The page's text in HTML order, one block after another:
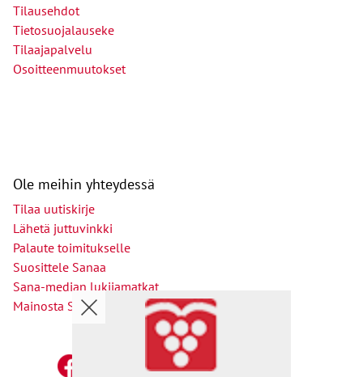
Tilausehdot
Tietosuojalauseke
Tilaajapalvelu
Osoitteenmuutokset
Ole meihin yhteydessä
Tilaa uutiskirje
Lähetä juttuvinkki
Palaute toimitukselle
Suosittele Sanaa
Sana-median lukijamatkat
Mainosta Sana-mediassa